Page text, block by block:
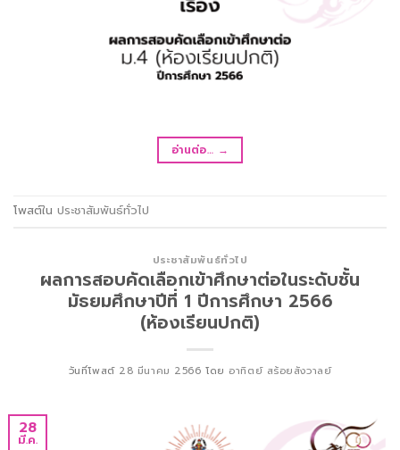
อ่านต่อ… →
โพสต์ใน ประชาสัมพันธ์ทั่วไป
ประชาสัมพันธ์ทั่วไป
ผลการสอบคัดเลือกเข้าศึกษาต่อในระดับชั้น
มัธยมศึกษาปีที่ 1 ปีการศึกษา 2566
(ห้องเรียนปกติ)
วันที่โพสต์ 28 มีนาคม 2566 โดย อาทิตย์ สร้อยสังวาลย์
28
มี.ค.